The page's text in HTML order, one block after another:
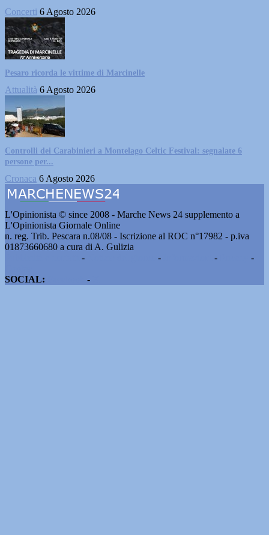
Concerti 6 Agosto 2026
Pesaro ricorda le vittime di Marcinelle
Attualità 6 Agosto 2026
Controlli dei Carabinieri a Montelago Celtic Festival: segnalate 6
persone per...
Cronaca 6 Agosto 2026
L'Opinionista © since 2008 - Marche News 24 supplemento a
L'Opinionista Giornale Online
n. reg. Trib. Pescara n.08/08 - Iscrizione al ROC n°17982 - p.iva
01873660680 a cura di A. Gulizia
- - -
-
SOCIAL:
-